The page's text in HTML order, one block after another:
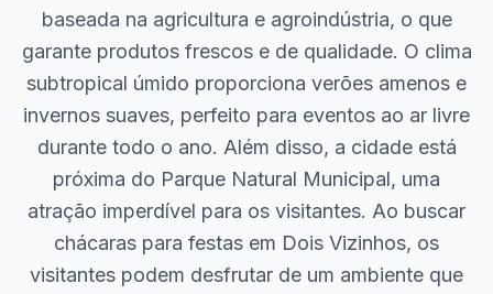
baseada na agricultura e agroindústria, o que
garante produtos frescos e de qualidade. O clima
subtropical úmido proporciona verões amenos e
invernos suaves, perfeito para eventos ao ar livre
durante todo o ano. Além disso, a cidade está
próxima do Parque Natural Municipal, uma
atração imperdível para os visitantes. Ao buscar
chácaras para festas em Dois Vizinhos, os
visitantes podem desfrutar de um ambiente que